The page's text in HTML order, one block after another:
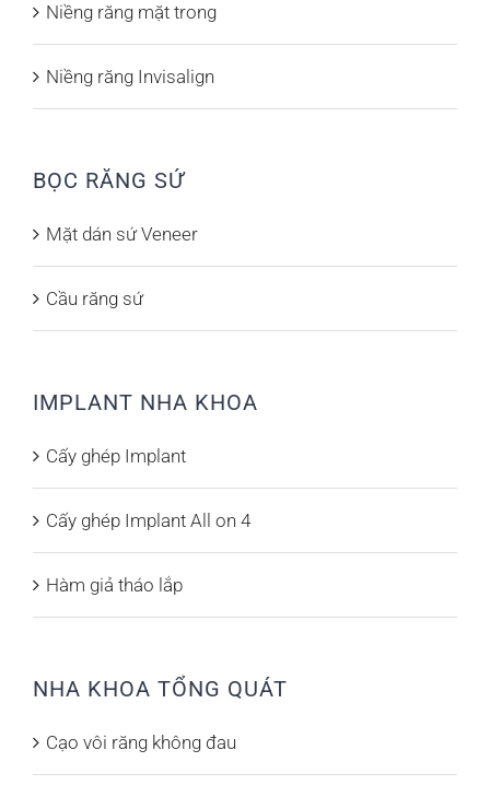
Niềng răng mặt trong
Niềng răng Invisalign
BỌC RĂNG SỨ
Mặt dán sứ Veneer
Cầu răng sứ
IMPLANT NHA KHOA
Cấy ghép Implant
Cấy ghép Implant All on 4
Hàm giả tháo lắp
NHA KHOA TỔNG QUÁT
Cạo vôi răng không đau